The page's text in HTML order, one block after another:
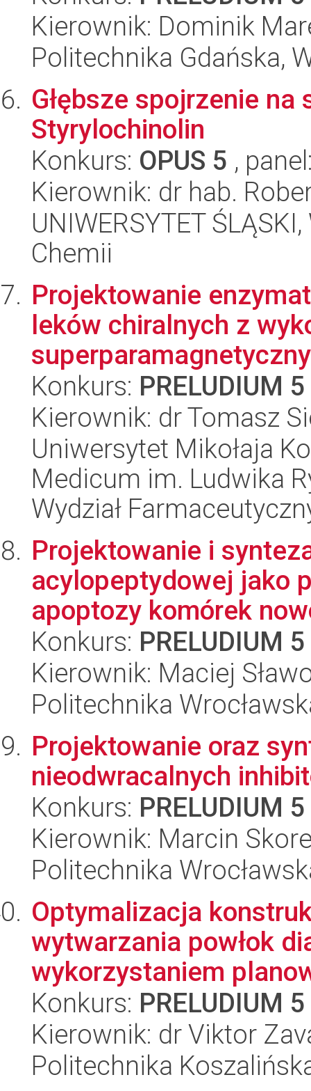
Kierownik: Dominik
Politechnika Gdańska,
Głębsze spojrzenie
Styrylochinolin
Konkurs: OPUS 5 ,
Kierownik: dr hab.
UNIWERSYTET
Chemii
Projektowanie
leków chiralnych z
Konkurs: PRELUDIUM 5
Kierownik: dr Tomasz
Uniwersytet Mikołaja
Medicum im. Ludwika
Wydział
Projektowanie i
acylopeptydowej jako
apoptozy komórek
Konkurs: PRELUDIUM 5
Kierownik: Maciej
Politechnika
Projektowanie oraz
nieodwracalnych
Konkurs: PRELUDIUM 5
Kierownik: Marcin
Politechnika
Optymalizacja
wytwarzania powłok
wykorzystaniem
Konkurs: PRELUDIUM 5
Kierownik: dr Viktor
Politechnika